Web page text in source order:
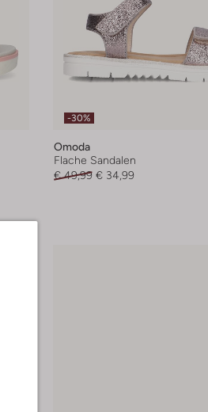
-30%
Omoda
Flache Sandalen
€ 49,99 € 34,99